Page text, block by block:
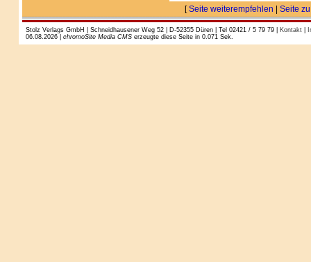
[Seite weiterempfehlen Seite
Stolz Verlags GmbH | Schneidhausener Weg 52 | D-52355 Düren | Tel 02421 / 5 79 79 | Kontakt|
06.08.2026 | chromoSite Media CMSerzeugte diese Seite in 0.071 Sek.